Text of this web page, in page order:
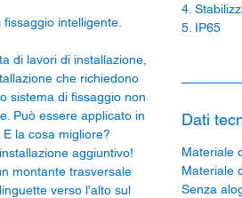
intelligente.
di lavori di installazione,
che richiedono
sistema di fissaggio non
Può essere applicato in
la cosa migliore?
aggiuntivo!
montante trasversale
verso l'alto sul
4.
5. IP65
Dati
Materiale
Materiale
Senza